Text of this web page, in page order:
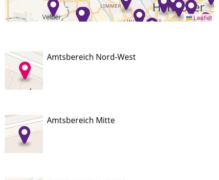
Leaflet
Amtsbereich Nord-West
Amtsbereich Mitte